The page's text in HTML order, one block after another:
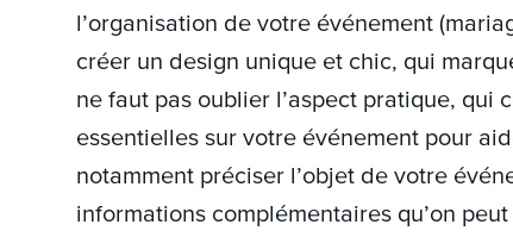
l’organisation de votre événement
créer un design unique et chic, qui
ne faut pas oublier l’aspect pratique, qui
essentielles sur votre événement pour
notamment préciser l’objet de votre
informations complémentaires qu’on